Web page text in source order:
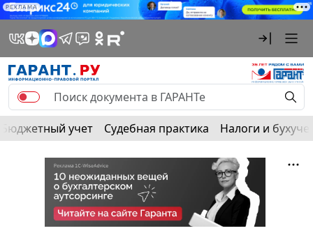
РЕКЛАМА
Бюджетный учет Судебная практика Налоги и